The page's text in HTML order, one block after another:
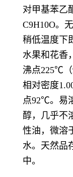
对甲基苯乙
C9H10O。
稍低温度下
水果和花香
沸点225℃（
相对密度
点92℃。易
醇，几乎不
性油，微溶
水。天然品
中。